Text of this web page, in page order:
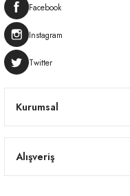
Kurumsal
Alışveriş
Facebook
Instagram
Twitter